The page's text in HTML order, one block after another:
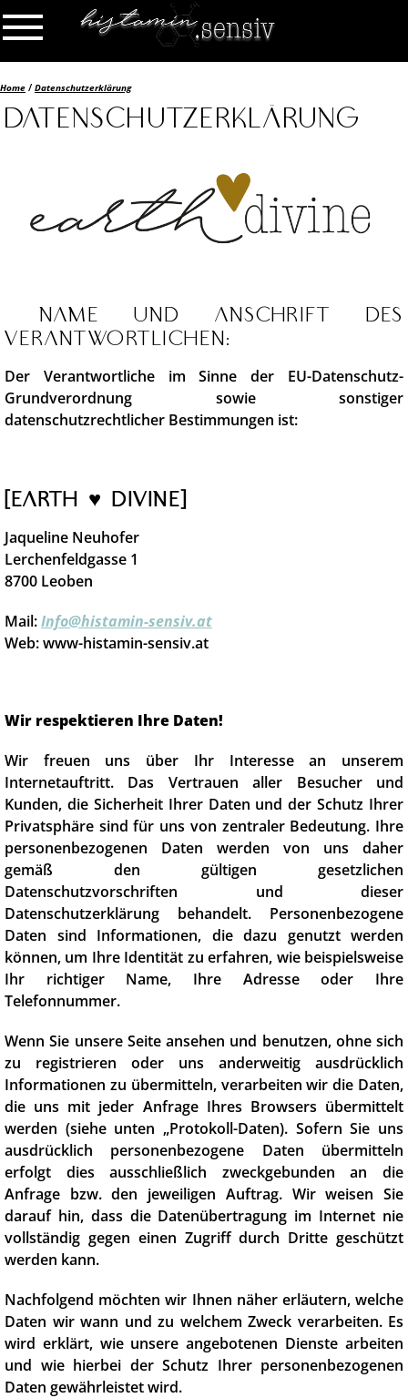
Home / Datenschutzerklärung
Datenschutzerklärung
Name und Anschrift des
Verantwortlichen:
Der Verantwortliche im Sinne der EU-Datenschutz-
Grundverordnung sowie sonstiger
datenschutzrechtlicher Bestimmungen ist:
[earth ♥︎ divine]
Jaqueline Neuhofer
Lerchenfeldgasse 1
8700 Leoben
Mail:Info@histamin-sensiv.at
Web: www-histamin-sensiv.at
Wir respektieren Ihre Daten!
Wir freuen uns über Ihr Interesse an unserem
Internetauftritt. Das Vertrauen aller Besucher und
Kunden, die Sicherheit Ihrer Daten und der Schutz Ihrer
Privatsphäre sind für uns von zentraler Bedeutung. Ihre
personenbezogenen Daten werden von uns daher
gemäß den gültigen gesetzlichen
Datenschutzvorschriften und dieser
Datenschutzerklärung behandelt. Personenbezogene
Daten sind Informationen, die dazu genutzt werden
können, um Ihre Identität zu erfahren, wie beispielsweise
Ihr richtiger Name, Ihre Adresse oder Ihre
Telefonnummer.
Wenn Sie unsere Seite ansehen und benutzen, ohne sich
zu registrieren oder uns anderweitig ausdrücklich
Informationen zu übermitteln, verarbeiten wir die Daten,
die uns mit jeder Anfrage Ihres Browsers übermittelt
werden (siehe unten „Protokoll-Daten). Sofern Sie uns
ausdrücklich personenbezogene Daten übermitteln
erfolgt dies ausschließlich zweckgebunden an die
Anfrage bzw. den jeweiligen Auftrag. Wir weisen Sie
darauf hin, dass die Datenübertragung im Internet nie
vollständig gegen einen Zugriff durch Dritte geschützt
werden kann.
Nachfolgend möchten wir Ihnen näher erläutern, welche
Daten wir wann und zu welchem Zweck verarbeiten. Es
wird erklärt, wie unsere angebotenen Dienste arbeiten
und wie hierbei der Schutz Ihrer personenbezogenen
Daten gewährleistet wird.